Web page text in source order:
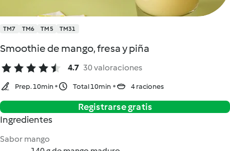
TM7 TM6 TM5 TM31
Smoothie de mango, fresa y piña
4.7 30 valoraciones
Prep. 10min Total 10min 4 raciones
Registrarse gratis
Ingredientes
Sabor mango